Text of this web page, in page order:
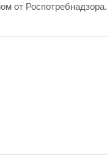
от Роспотребнадзора.